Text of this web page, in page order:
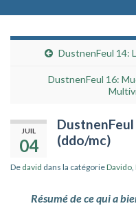
DustnenFeul 14:
DustnenFeul 16:
JUIL
04
(ddo/mc)
De david dans la catégorieDavido,
Résumé de ce qui a